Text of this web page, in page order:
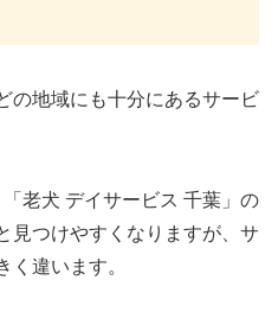
の地域にも十分にあるサービ
「老犬 デイサービス 千葉」の
見つけやすくなりますが、サ
く違います。